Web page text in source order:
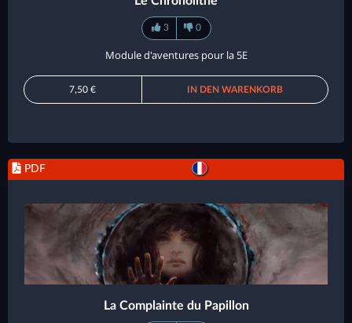
3 0
Module d'aventures pour la 5E
7,50 € IN DEN WARENKORB
PDF
La Complainte du Papillon